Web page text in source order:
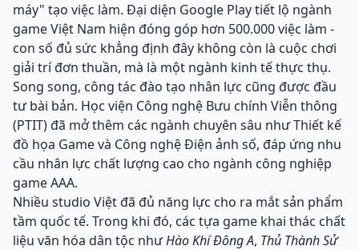
máy" tạo việc làm. Đại diện Google Play tiết lộ ngành
game Việt Nam hiện đóng góp hơn 500.000 việc làm -
con số đủ sức khẳng định đây không còn là cuộc chơi
giải trí đơn thuần, mà là một ngành kinh tế thực thụ.
Song song, công tác đào tạo nhân lực cũng được đầu
tư bài bản. Học viện Công nghệ Bưu chính Viễn thông
(PTIT) đã mở thêm các ngành chuyên sâu như Thiết kế
đồ họa Game và Công nghệ Điện ảnh số, đáp ứng nhu
cầu nhân lực chất lượng cao cho ngành công nghiệp
game AAA.
Nhiều studio Việt đã đủ năng lực cho ra mắt sản phẩm
tầm quốc tế. Trong khi đó, các tựa game khai thác chất
liệu văn hóa dân tộc nhưHào Khí Đông A, Thủ Thành Sử